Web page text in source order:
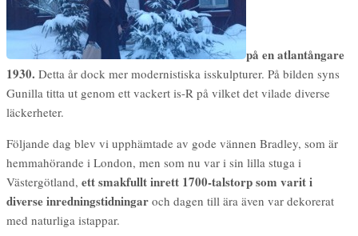
på en atlantångare
1930. Detta år dock mer modernistiska isskulpturer. På bilden syns
Gunilla titta ut genom ett vackert is-R på vilket det vilade diverse
läckerheter.
Följande dag blev vi upphämtade av gode vännen Bradley, som är
hemmahörande i London, men som nu var i sin lilla stuga i
Västergötland, ett smakfullt inrett 1700-talstorp som varit i
diverse inredningstidningar och dagen till ära även var dekorerat
med naturliga istappar.